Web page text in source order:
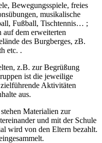
Bewegungsspiele, freies
musikalische
Fußball, Tischtennis… ;
auf dem erweiterten
des Burgberges, zB.
etc. .
z.B. zur Begrüßung
ist die jeweilige
Aktivitäten
aus.
Materialien zur
und mit der Schule
wird von den Eltern bezahlt.